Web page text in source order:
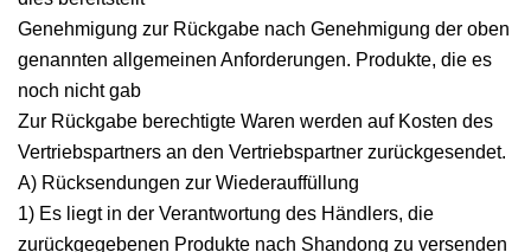
Genehmigung zur Rückgabe nach Genehmigung der oben
genannten allgemeinen Anforderungen. Produkte, die es
noch nicht gab
Zur Rückgabe berechtigte Waren werden auf Kosten des
Vertriebspartners an den Vertriebspartner zurückgesendet.
A) Rücksendungen zur Wiederauffüllung
1) Es liegt in der Verantwortung des Händlers, die
zurückgegebenen Produkte nach Shandong zu versenden